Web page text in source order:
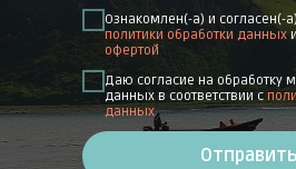
Ознакомлен(-а) и согласен(-
политики обработки данных и
офертой
Даю согласие на обработку
данных в соответствии с
данных
Отправить